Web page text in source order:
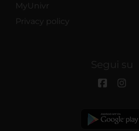
MyUnivr
Privacy policy
Segui su